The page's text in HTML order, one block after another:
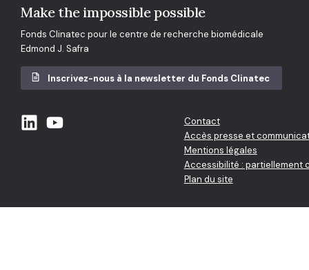
Make the impossible possible
Fonds Clinatec pour le centre de recherche biomédicale
Edmond J. Safra
Inscrivez-nous à la newsletter du Fonds Clinatec
Contact
Accès presse et
Mentions légales
Accessibilité : partiellement
Plan du site